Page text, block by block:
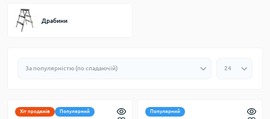
Драбини
Хіт продажів Популярний Популярний